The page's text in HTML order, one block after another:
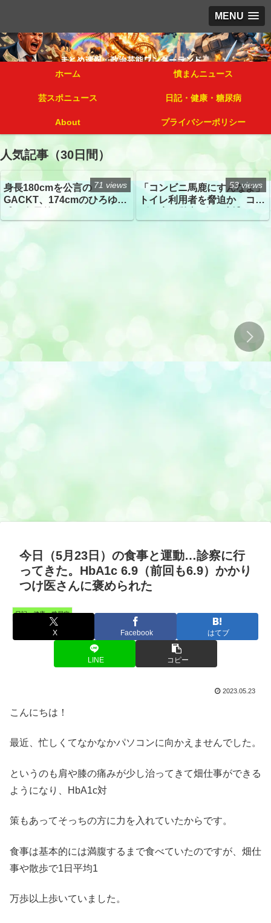
MENU
ホーム 憤まんニュース
芸スポニュース 日記・健康・糖尿病
About プライバシーポリシー
人気記事（30日間）
身長180cmを公言の
GACKT、174cmのひろゆき
トざわつき イベントでの写
71 views
「コンビニ馬鹿にすんなよ」
トイレ利用者を脅迫か コン
53 views
今日（5月23日）の食事と運動…診察に行
ってきた。HbA1c 6.9（前回も6.9）かかり
つけ医さんに褒められた
日記・健康・糖尿病
X Facebook はてブ
LINE コピー
2023.05.23
こんにちは！
最近、忙しくてなかなかパソコンに向かえませんでした。
というのも肩や膝の痛みが少し治ってきて畑仕事ができる
ようになり、HbA1c対
策もあってそっちの方に力を入れていたからです。
食事は基本的には満腹するまで食べていたのですが、畑仕
事や散歩で1日平均1
万歩以上歩いていました。